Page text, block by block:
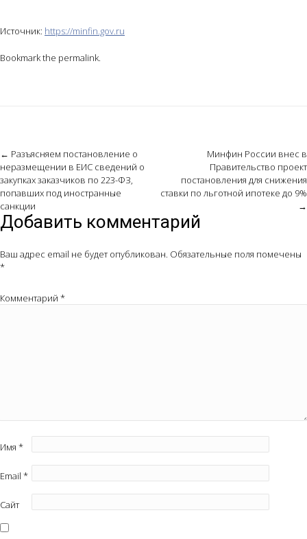
Источник: https://minfin.gov.ru
Bookmark the permalink.
Post
navigation
← Разъясняем постановление о
неразмещении в ЕИС сведений о
закупках заказчиков по 223-ФЗ,
попавших под иностранные
санкции
Минфин России внес в
Правительство проект
постановления для снижения
ставки по льготной ипотеке до 9%
→
Добавить комментарий
Ваш адрес email не будет опубликован. Обязательные поля помечены
*
Комментарий *
Имя *
Email *
Сайт